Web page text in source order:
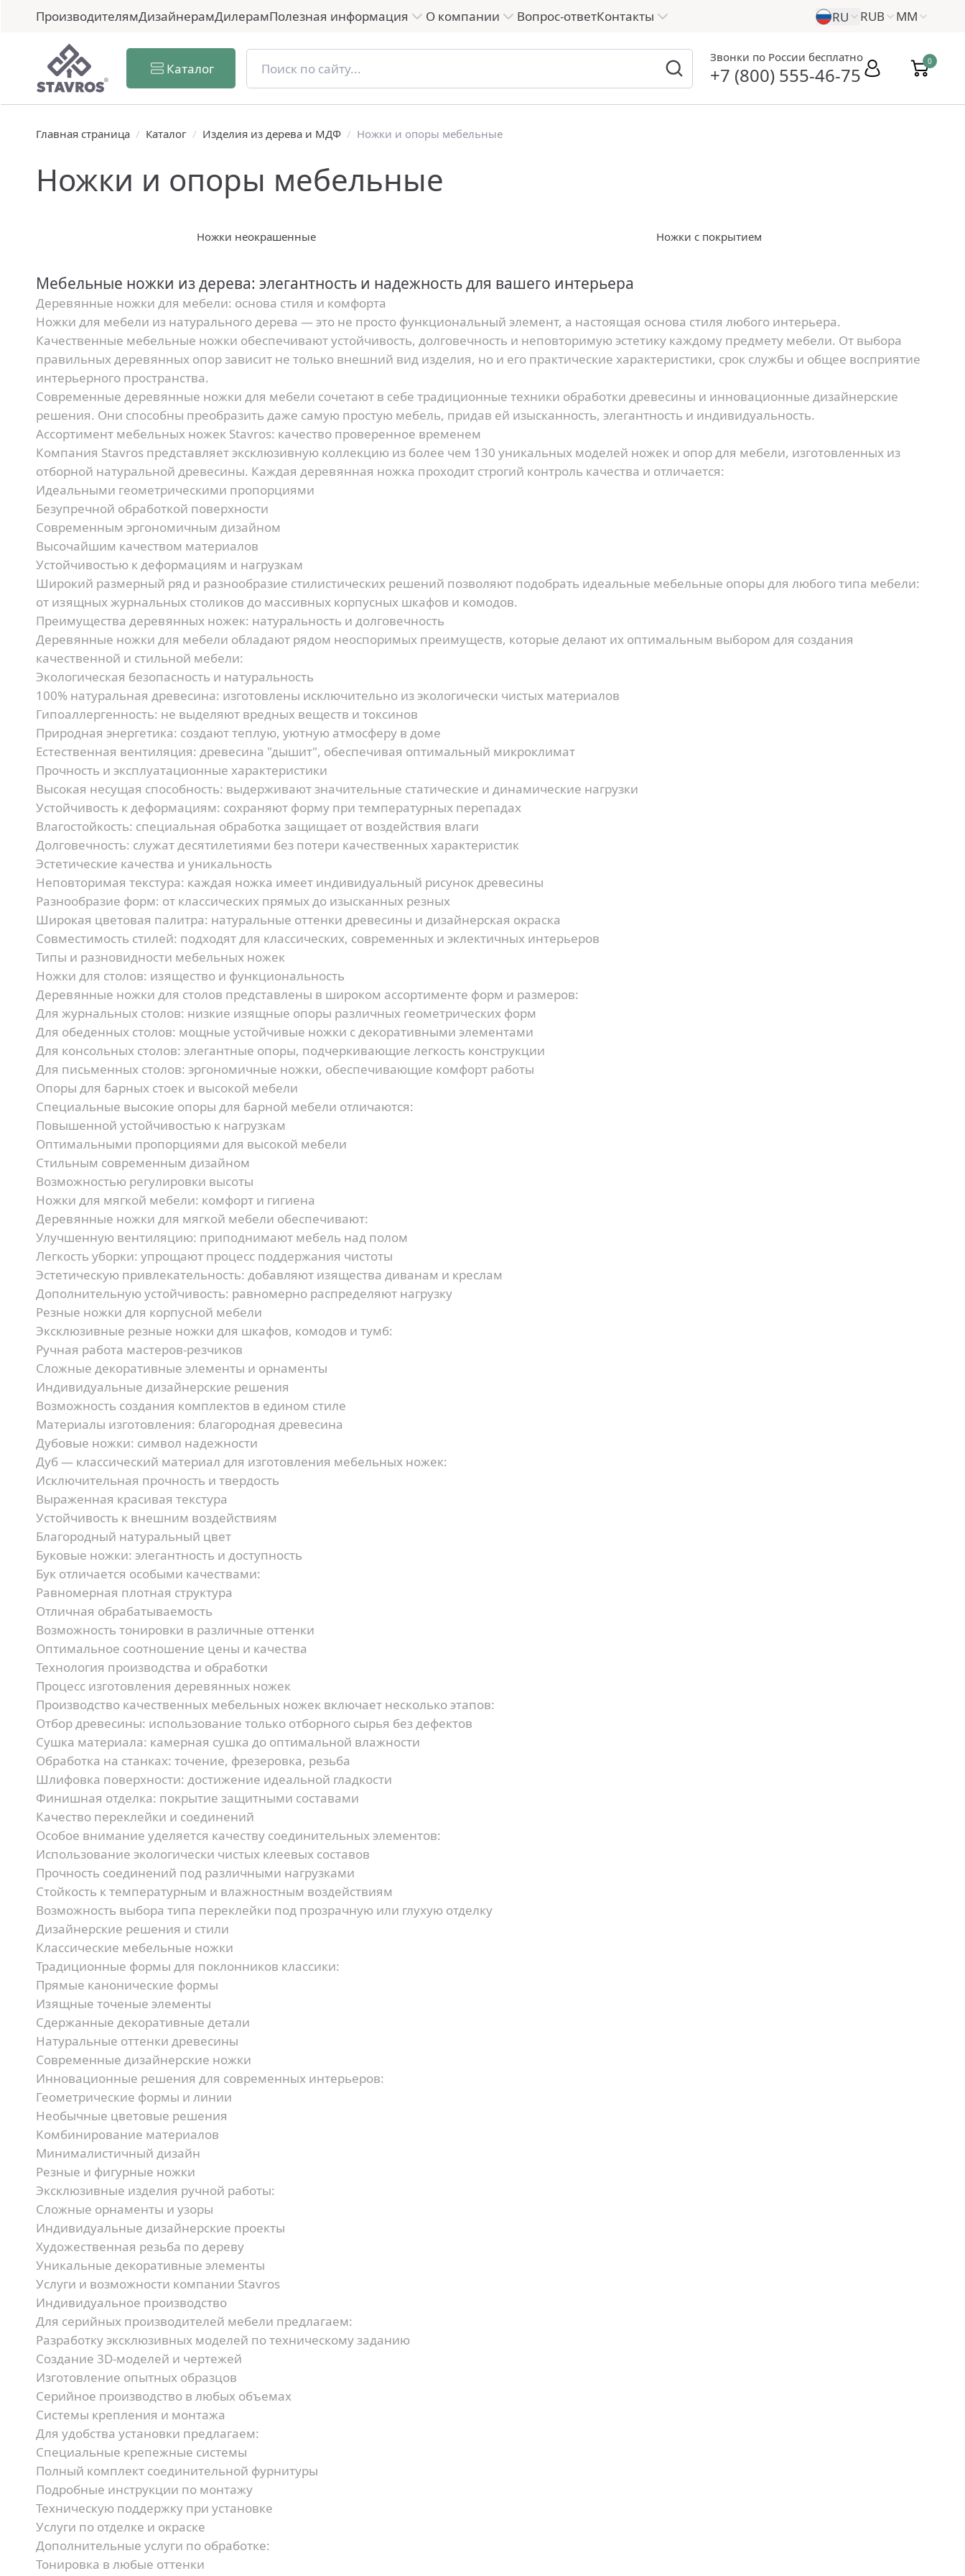
ПроизводителямДизайнерамДилерамПолезная информация О компании Вопрос-ответКонтакты RU RUB ММ
Каталог
Звонки по России бесплатно
+7 (800) 555-46-75
0
Главная страница / Каталог / Изделия из дерева и МДФ / Ножки и опоры мебельные
Ножки и опоры мебельные
Ножки неокрашенные Ножки с покрытием
Мебельные ножки из дерева: элегантность и надежность для вашего интерьера
Деревянные ножки для мебели: основа стиля и комфорта
Ножки для мебели из натурального дерева — это не просто функциональный элемент, а настоящая основа стиля любого интерьера.
Качественные мебельные ножки обеспечивают устойчивость, долговечность и неповторимую эстетику каждому предмету мебели. От выбора
правильных деревянных опор зависит не только внешний вид изделия, но и его практические характеристики, срок службы и общее восприятие
интерьерного пространства.
Современные деревянные ножки для мебели сочетают в себе традиционные техники обработки древесины и инновационные дизайнерские
решения. Они способны преобразить даже самую простую мебель, придав ей изысканность, элегантность и индивидуальность.
Ассортимент мебельных ножек Stavros: качество проверенное временем
Компания Stavros представляет эксклюзивную коллекцию из более чем 130 уникальных моделей ножек и опор для мебели, изготовленных из
отборной натуральной древесины. Каждая деревянная ножка проходит строгий контроль качества и отличается:
Идеальными геометрическими пропорциями
Безупречной обработкой поверхности
Современным эргономичным дизайном
Высочайшим качеством материалов
Устойчивостью к деформациям и нагрузкам
Широкий размерный ряд и разнообразие стилистических решений позволяют подобрать идеальные мебельные опоры для любого типа мебели:
от изящных журнальных столиков до массивных корпусных шкафов и комодов.
Преимущества деревянных ножек: натуральность и долговечность
Деревянные ножки для мебели обладают рядом неоспоримых преимуществ, которые делают их оптимальным выбором для создания
качественной и стильной мебели:
Экологическая безопасность и натуральность
100% натуральная древесина: изготовлены исключительно из экологически чистых материалов
Гипоаллергенность: не выделяют вредных веществ и токсинов
Природная энергетика: создают теплую, уютную атмосферу в доме
Естественная вентиляция: древесина "дышит", обеспечивая оптимальный микроклимат
Прочность и эксплуатационные характеристики
Высокая несущая способность: выдерживают значительные статические и динамические нагрузки
Устойчивость к деформациям: сохраняют форму при температурных перепадах
Влагостойкость: специальная обработка защищает от воздействия влаги
Долговечность: служат десятилетиями без потери качественных характеристик
Эстетические качества и уникальность
Неповторимая текстура: каждая ножка имеет индивидуальный рисунок древесины
Разнообразие форм: от классических прямых до изысканных резных
Широкая цветовая палитра: натуральные оттенки древесины и дизайнерская окраска
Совместимость стилей: подходят для классических, современных и эклектичных интерьеров
Типы и разновидности мебельных ножек
Ножки для столов: изящество и функциональность
Деревянные ножки для столов представлены в широком ассортименте форм и размеров:
Для журнальных столов: низкие изящные опоры различных геометрических форм
Для обеденных столов: мощные устойчивые ножки с декоративными элементами
Для консольных столов: элегантные опоры, подчеркивающие легкость конструкции
Для письменных столов: эргономичные ножки, обеспечивающие комфорт работы
Опоры для барных стоек и высокой мебели
Специальные высокие опоры для барной мебели отличаются:
Повышенной устойчивостью к нагрузкам
Оптимальными пропорциями для высокой мебели
Стильным современным дизайном
Возможностью регулировки высоты
Ножки для мягкой мебели: комфорт и гигиена
Деревянные ножки для мягкой мебели обеспечивают:
Улучшенную вентиляцию: приподнимают мебель над полом
Легкость уборки: упрощают процесс поддержания чистоты
Эстетическую привлекательность: добавляют изящества диванам и креслам
Дополнительную устойчивость: равномерно распределяют нагрузку
Резные ножки для корпусной мебели
Эксклюзивные резные ножки для шкафов, комодов и тумб:
Ручная работа мастеров-резчиков
Сложные декоративные элементы и орнаменты
Индивидуальные дизайнерские решения
Возможность создания комплектов в едином стиле
Материалы изготовления: благородная древесина
Дубовые ножки: символ надежности
Дуб — классический материал для изготовления мебельных ножек:
Исключительная прочность и твердость
Выраженная красивая текстура
Устойчивость к внешним воздействиям
Благородный натуральный цвет
Буковые ножки: элегантность и доступность
Бук отличается особыми качествами:
Равномерная плотная структура
Отличная обрабатываемость
Возможность тонировки в различные оттенки
Оптимальное соотношение цены и качества
Технология производства и обработки
Процесс изготовления деревянных ножек
Производство качественных мебельных ножек включает несколько этапов:
Отбор древесины: использование только отборного сырья без дефектов
Сушка материала: камерная сушка до оптимальной влажности
Обработка на станках: точение, фрезеровка, резьба
Шлифовка поверхности: достижение идеальной гладкости
Финишная отделка: покрытие защитными составами
Качество переклейки и соединений
Особое внимание уделяется качеству соединительных элементов:
Использование экологически чистых клеевых составов
Прочность соединений под различными нагрузками
Стойкость к температурным и влажностным воздействиям
Возможность выбора типа переклейки под прозрачную или глухую отделку
Дизайнерские решения и стили
Классические мебельные ножки
Традиционные формы для поклонников классики:
Прямые канонические формы
Изящные точеные элементы
Сдержанные декоративные детали
Натуральные оттенки древесины
Современные дизайнерские ножки
Инновационные решения для современных интерьеров:
Геометрические формы и линии
Необычные цветовые решения
Комбинирование материалов
Минималистичный дизайн
Резные и фигурные ножки
Эксклюзивные изделия ручной работы:
Сложные орнаменты и узоры
Индивидуальные дизайнерские проекты
Художественная резьба по дереву
Уникальные декоративные элементы
Услуги и возможности компании Stavros
Индивидуальное производство
Для серийных производителей мебели предлагаем:
Разработку эксклюзивных моделей по техническому заданию
Создание 3D-моделей и чертежей
Изготовление опытных образцов
Серийное производство в любых объемах
Системы крепления и монтажа
Для удобства установки предлагаем:
Специальные крепежные системы
Полный комплект соединительной фурнитуры
Подробные инструкции по монтажу
Техническую поддержку при установке
Услуги по отделке и окраске
Дополнительные услуги по обработке:
Тонировка в любые оттенки